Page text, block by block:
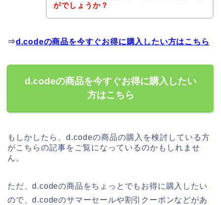
がでしょうか？
⇒d.codeの商品を今すぐお得に購入したい方はこちら
d.codeの商品を今すぐお得に購入したい
方はこちら
もしかしたら、d.codeの商品の購入を検討している方
がこちらの記事をご覧になっているのかもしれませ
ん。
ただ、d.codeの商品をちょっとでもお得に購入したい
ので、d.codeのサマーセールや割引クーポンなどがあ